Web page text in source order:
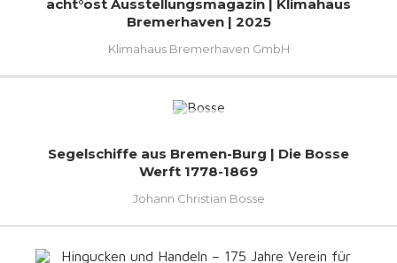
acht°ost Ausstellungsmagazin | Klimahaus
Bremerhaven | 2025
Klimahaus Bremerhaven GmbH
Segelschiffe aus Bremen-Burg | Die Bosse
Werft 1778-1869
Johann Christian Bosse